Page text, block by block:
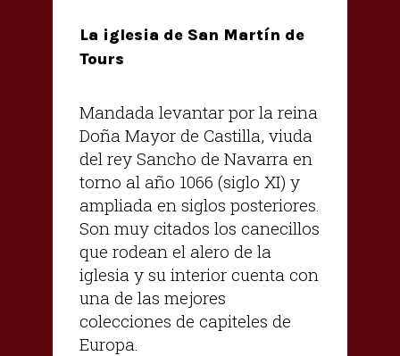
La iglesia de San Martín de
Tours
Mandada levantar por la reina
Doña Mayor de Castilla, viuda
del rey Sancho de Navarra en
torno al año 1066 (siglo XI) y
ampliada en siglos posteriores.
Son muy citados los canecillos
que rodean el alero de la
iglesia y su interior cuenta con
una de las mejores
colecciones de capiteles de
Europa.